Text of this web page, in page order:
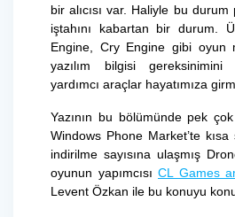
bir alıcısı var. Haliyle bu
iştahını kabartan bir durum.
Engine, Cry Engine gibi oyun
yazılım bilgisi gereksinimini
yardımcı araçlar hayatımıza
Yazının bu bölümünde pek
Windows Phone Market’te kısa
indirilme sayısına ulaşmış
oyunun yapımcısı CL Games
Levent Özkan ile bu konuyu